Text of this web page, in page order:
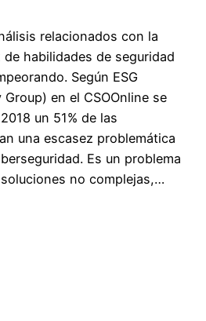
relacionados con la
habilidades de seguridad
Según ESG
en el CSOOnline se
un 51% de las
una escasez problemática
Es un problema
no complejas,…